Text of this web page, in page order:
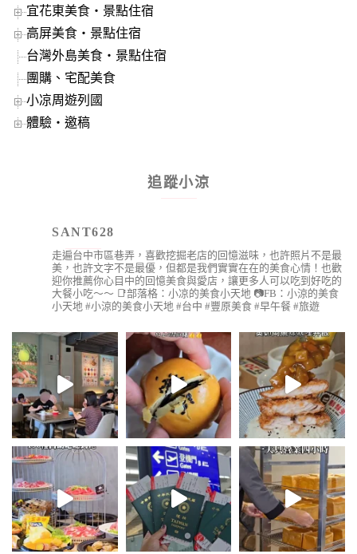
宜花東美食‧景點住宿
高屏美食‧景點住宿
台灣外島美食‧景點住宿
團購、宅配美食
小凉周遊列國
體驗‧邀稿
追蹤小涼
SANT628
走遍台中市區巷弄，喜歡挖掘老店的回憶滋味，也許照片不是最
美，也許文字不是最優，但都是我們實實在在的美食心情！也歡
迎你推薦你心目中的回憶美食與愛店，讓更多人可以吃到好吃的
大餐小吃～～ 📑部落格：小凉的美食小天地 📷FB：小涼的美食
小天地 #小涼的美食小天地 #台中 #豐原美食 #早午餐 #旅遊